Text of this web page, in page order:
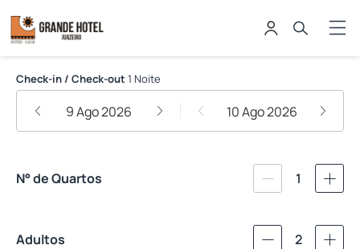
Grande Hotel de Juazeiro
Check-in / Check-out 1 Noite
9 Ago 2026 10 Ago 2026
N° de Quartos 1
Adultos 2